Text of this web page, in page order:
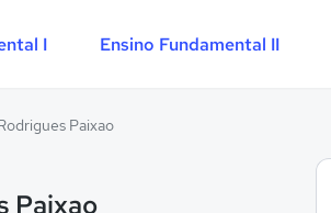
I Ensino Fundamental II
Paixao
Paixao